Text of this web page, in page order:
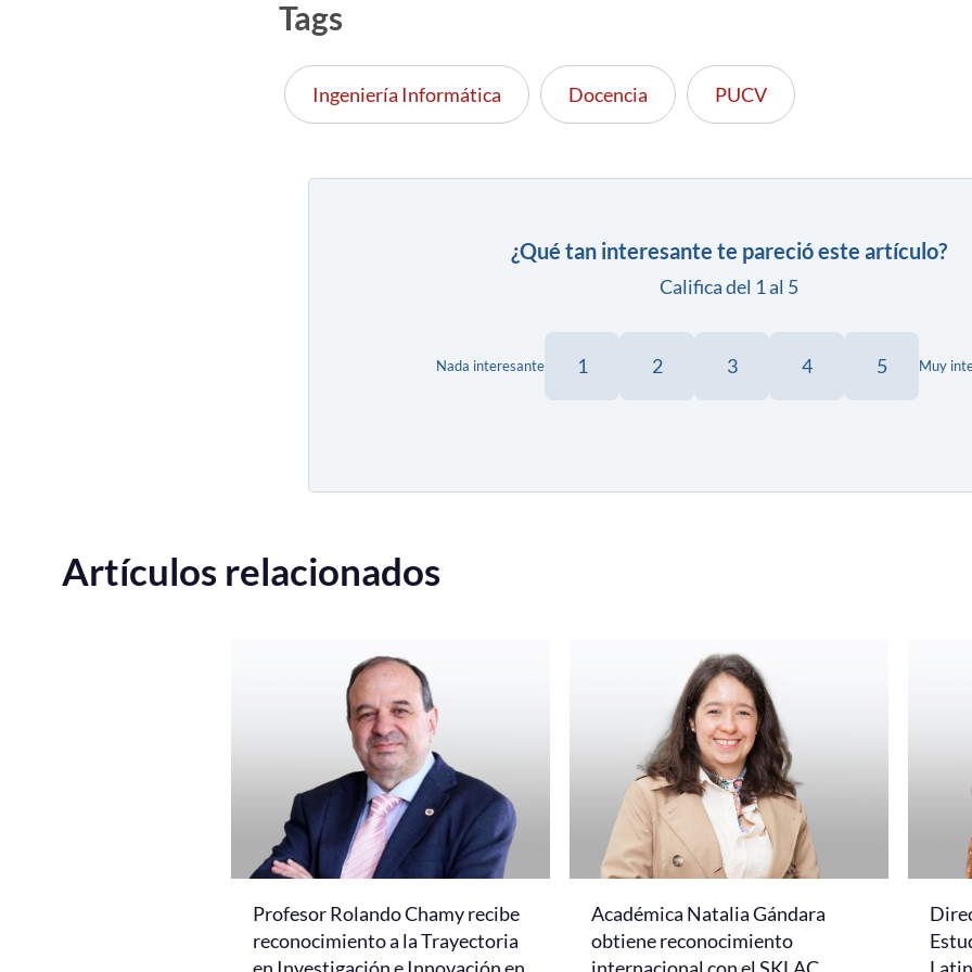
Tags
Ingeniería Informática Docencia PUCV
¿Qué tan interesante te pareció este artículo?
Califica del 1 al 5
Nada interesante 1 2 3 4 5 Muy
Artículos relacionados
Profesor Rolando Chamy recibe
reconocimiento a la Trayectoria
Académica Natalia Gándara
obtiene reconocimiento